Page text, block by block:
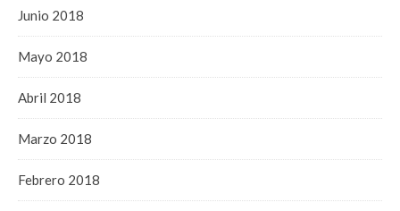
Junio 2018
Mayo 2018
Abril 2018
Marzo 2018
Febrero 2018